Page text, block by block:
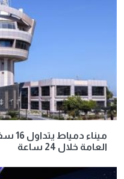
العامة خلال 24 ساعة